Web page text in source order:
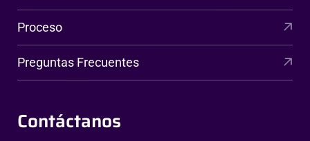
Proceso
Preguntas Frecuentes
Contáctanos